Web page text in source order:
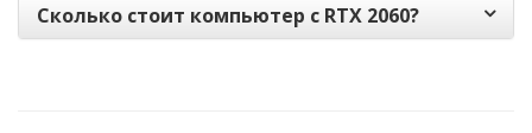
Сколько стоит компьютер с RTX 2060?